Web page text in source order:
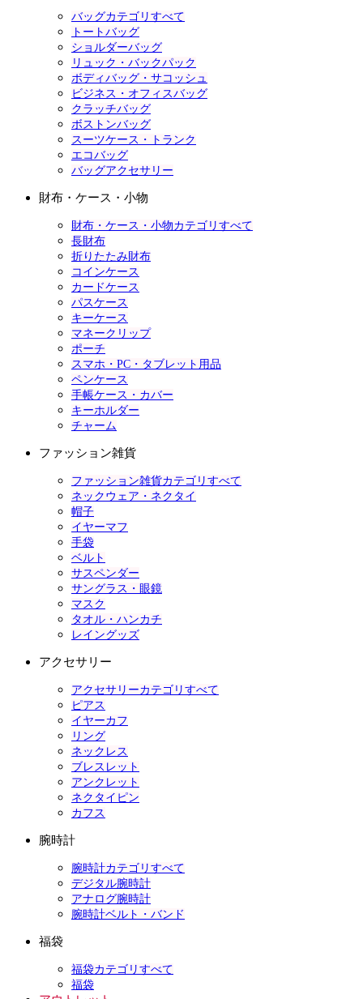
バッグカテゴリすべて
トートバッグ
ショルダーバッグ
リュック・バックパック
ボディバッグ・サコッシュ
ビジネス・オフィスバッグ
クラッチバッグ
ボストンバッグ
スーツケース・トランク
エコバッグ
バッグアクセサリー
財布・ケース・小物
財布・ケース・小物カテゴリすべて
長財布
折りたたみ財布
コインケース
カードケース
パスケース
キーケース
マネークリップ
ポーチ
スマホ・PC・タブレット用品
ペンケース
手帳ケース・カバー
キーホルダー
チャーム
ファッション雑貨
ファッション雑貨カテゴリすべて
ネックウェア・ネクタイ
帽子
イヤーマフ
手袋
ベルト
サスペンダー
サングラス・眼鏡
マスク
タオル・ハンカチ
レイングッズ
アクセサリー
アクセサリーカテゴリすべて
ピアス
イヤーカフ
リング
ネックレス
ブレスレット
アンクレット
ネクタイピン
カフス
腕時計
腕時計カテゴリすべて
デジタル腕時計
アナログ腕時計
腕時計ベルト・バンド
福袋
福袋カテゴリすべて
福袋